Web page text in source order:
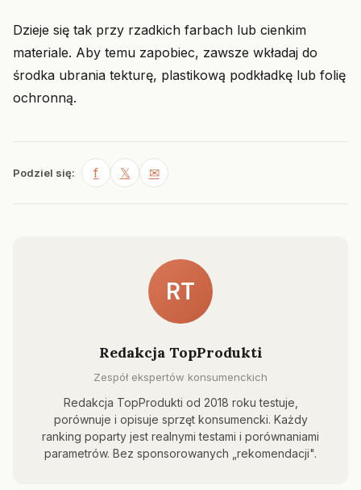
Dzieje się tak przy rzadkich farbach lub cienkim
materiale. Aby temu zapobiec, zawsze wkładaj do
środka ubrania tekturę, plastikową podkładkę lub folię
ochronną.
Podziel się: f 𝕏 ✉
RT
Redakcja TopProdukti
Zespół ekspertów konsumenckich
Redakcja TopProdukti od 2018 roku testuje,
porównuje i opisuje sprzęt konsumencki. Każdy
ranking poparty jest realnymi testami i porównaniami
parametrów. Bez sponsorowanych „rekomendacji".